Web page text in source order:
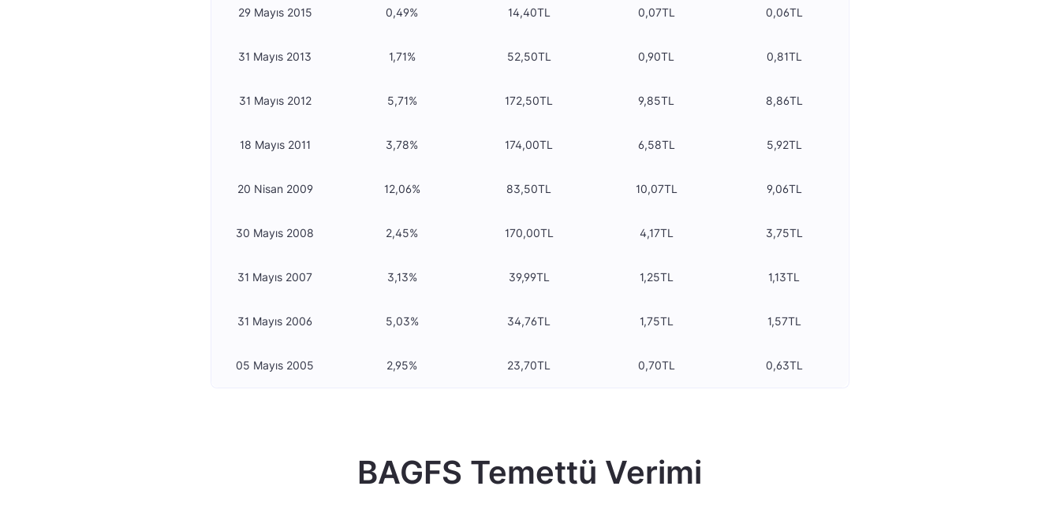
29 Mayıs 2015 0,49% 14,40TL 0,07TL 0,06TL
31 Mayıs 2013 1,71% 52,50TL 0,90TL 0,81TL
31 Mayıs 2012 5,71% 172,50TL 9,85TL 8,86TL
18 Mayıs 2011 3,78% 174,00TL 6,58TL 5,92TL
20 Nisan 2009 12,06% 83,50TL 10,07TL 9,06TL
30 Mayıs 2008 2,45% 170,00TL 4,17TL 3,75TL
31 Mayıs 2007 3,13% 39,99TL 1,25TL 1,13TL
31 Mayıs 2006 5,03% 34,76TL 1,75TL 1,57TL
05 Mayıs 2005 2,95% 23,70TL 0,70TL 0,63TL
BAGFS Temettü Verimi